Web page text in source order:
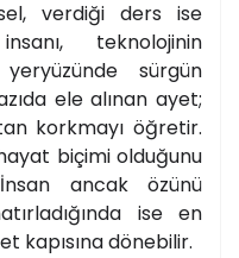
verdiği ders ise
teknolojinin
sürgün
ele alınan ayet;
korkmayı öğretir.
hayat biçimi olduğunu
ancak özünü
ise en
kapısına dönebilir.